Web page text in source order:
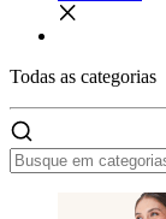
Todas as categorias